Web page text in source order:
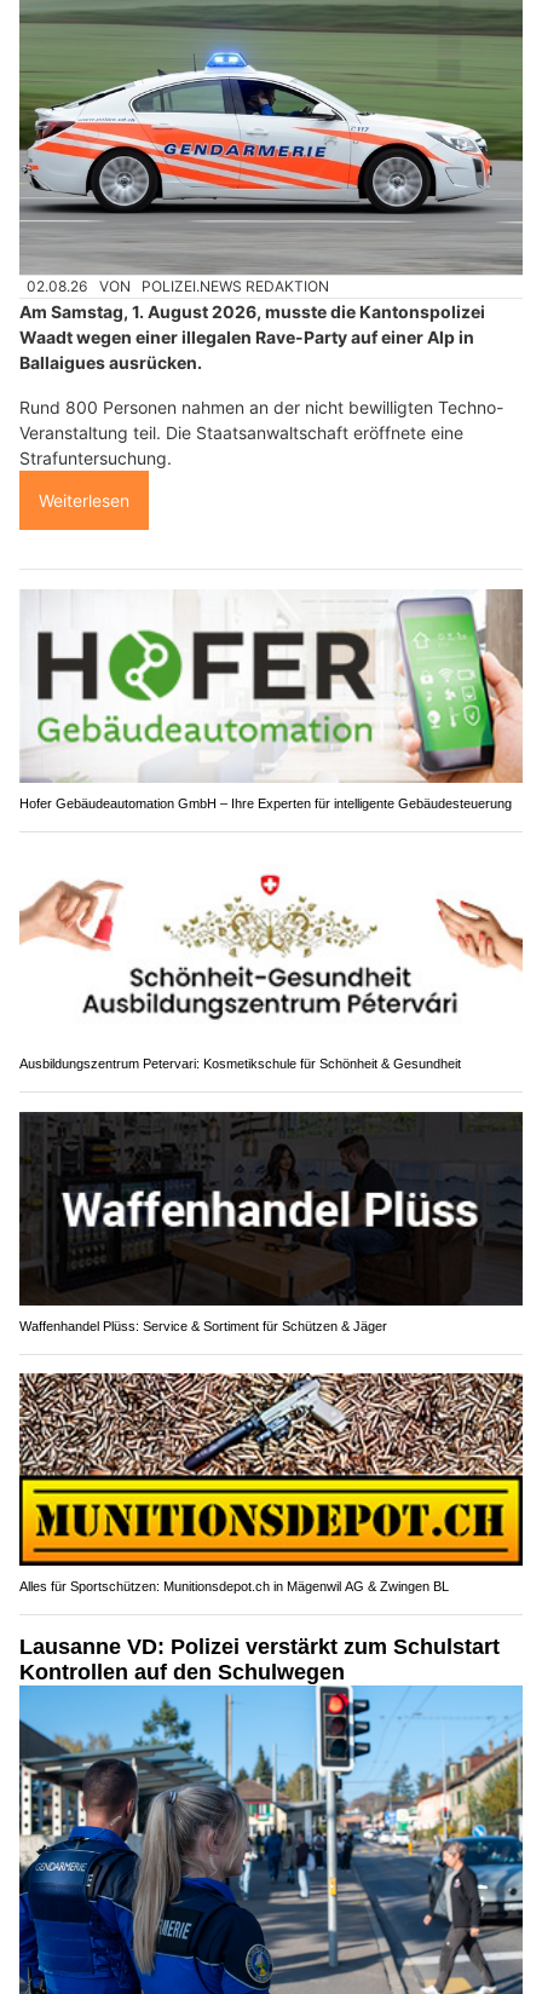
02.08.26 VON POLIZEI.NEWS REDAKTION
Am Samstag, 1. August 2026, musste die Kantonspolizei
Waadt wegen einer illegalen Rave-Party auf einer Alp in
Ballaigues ausrücken.
Rund 800 Personen nahmen an der nicht bewilligten Techno-
Veranstaltung teil. Die Staatsanwaltschaft eröffnete eine
Strafuntersuchung.
Weiterlesen
Hofer Gebäudeautomation GmbH – Ihre Experten für intelligente Gebäudesteuerung
Ausbildungszentrum Petervari: Kosmetikschule für Schönheit & Gesundheit
Waffenhandel Plüss: Service & Sortiment für Schützen & Jäger
Alles für Sportschützen: Munitionsdepot.ch in Mägenwil AG & Zwingen BL
Lausanne VD: Polizei verstärkt zum Schulstart
Kontrollen auf den Schulwegen